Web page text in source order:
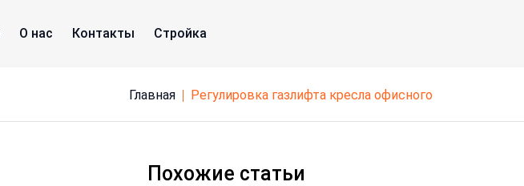
О нас Контакты Стройка
Главная регулировка газлифта кресла офисного
Похожие статьи